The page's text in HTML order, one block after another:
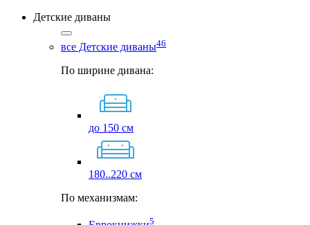
Детские диваны
все Детские диваны46
По ширине дивана:
до 150 см
180..220 см
По механизмам:
5